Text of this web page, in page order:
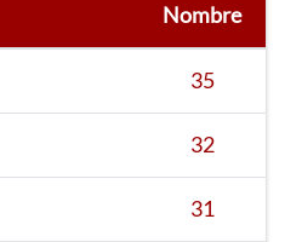
Nombre
35
32
31